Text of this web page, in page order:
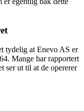
tydelig at Enevo AS er
Mange har rapportert
ser ut til at de opererer